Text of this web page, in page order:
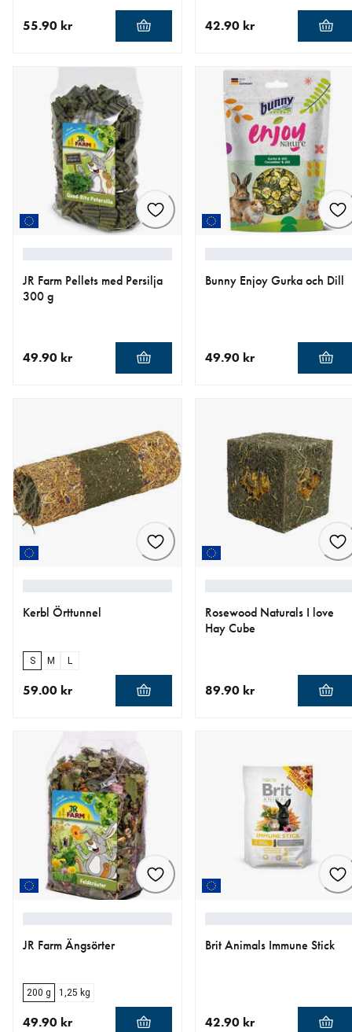
55.90 kr 42.90 kr
JR Farm Pellets med Persilja
300 g
49.90 kr
Bunny Enjoy Gurka och Dill
49.90 kr
Kerbl Örttunnel
S M L
59.00 kr
Rosewood Naturals I love
Hay Cube
89.90 kr
JR Farm Ängsörter
200 g 1,25 kg
49.90 kr
Brit Animals Immune Stick
42.90 kr